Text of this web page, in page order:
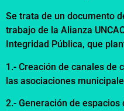
Se trata de un documento
trabajo de la Alianza
Integridad Pública, que
1.- Creación de canales de
las asociaciones
2.- Generación de